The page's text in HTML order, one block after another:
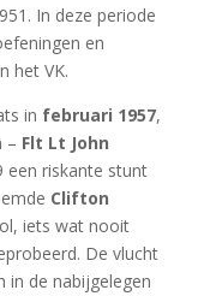
In deze periode
en
het VK.
in februari 1957,
– Flt Lt John
een riskante stunt
Clifton
iets wat nooit
De vlucht
in de nabijgelegen